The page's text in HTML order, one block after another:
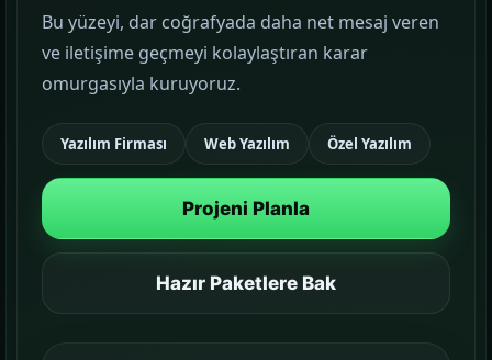
ARAMA GÖRÜNÜRLÜĞÜ
Google Reklam Yönetimi
KAMPANYA YÖNETIMI
Sosyal Medya Yönetimi
MARKA İLETIŞIMI
03 Temalar
Sektörünüze uygun hazır yapı ve demo
sahnelerini karşılaştırın.
Bu yüzeyi, dar coğrafyada daha net mesaj veren
ve iletişime geçmeyi kolaylaştıran karar
omurgasıyla kuruyoruz.
Yazılım Firması Web Yazılım Özel Yazılım
Projeni Planla
Hazır Paketlere Bak